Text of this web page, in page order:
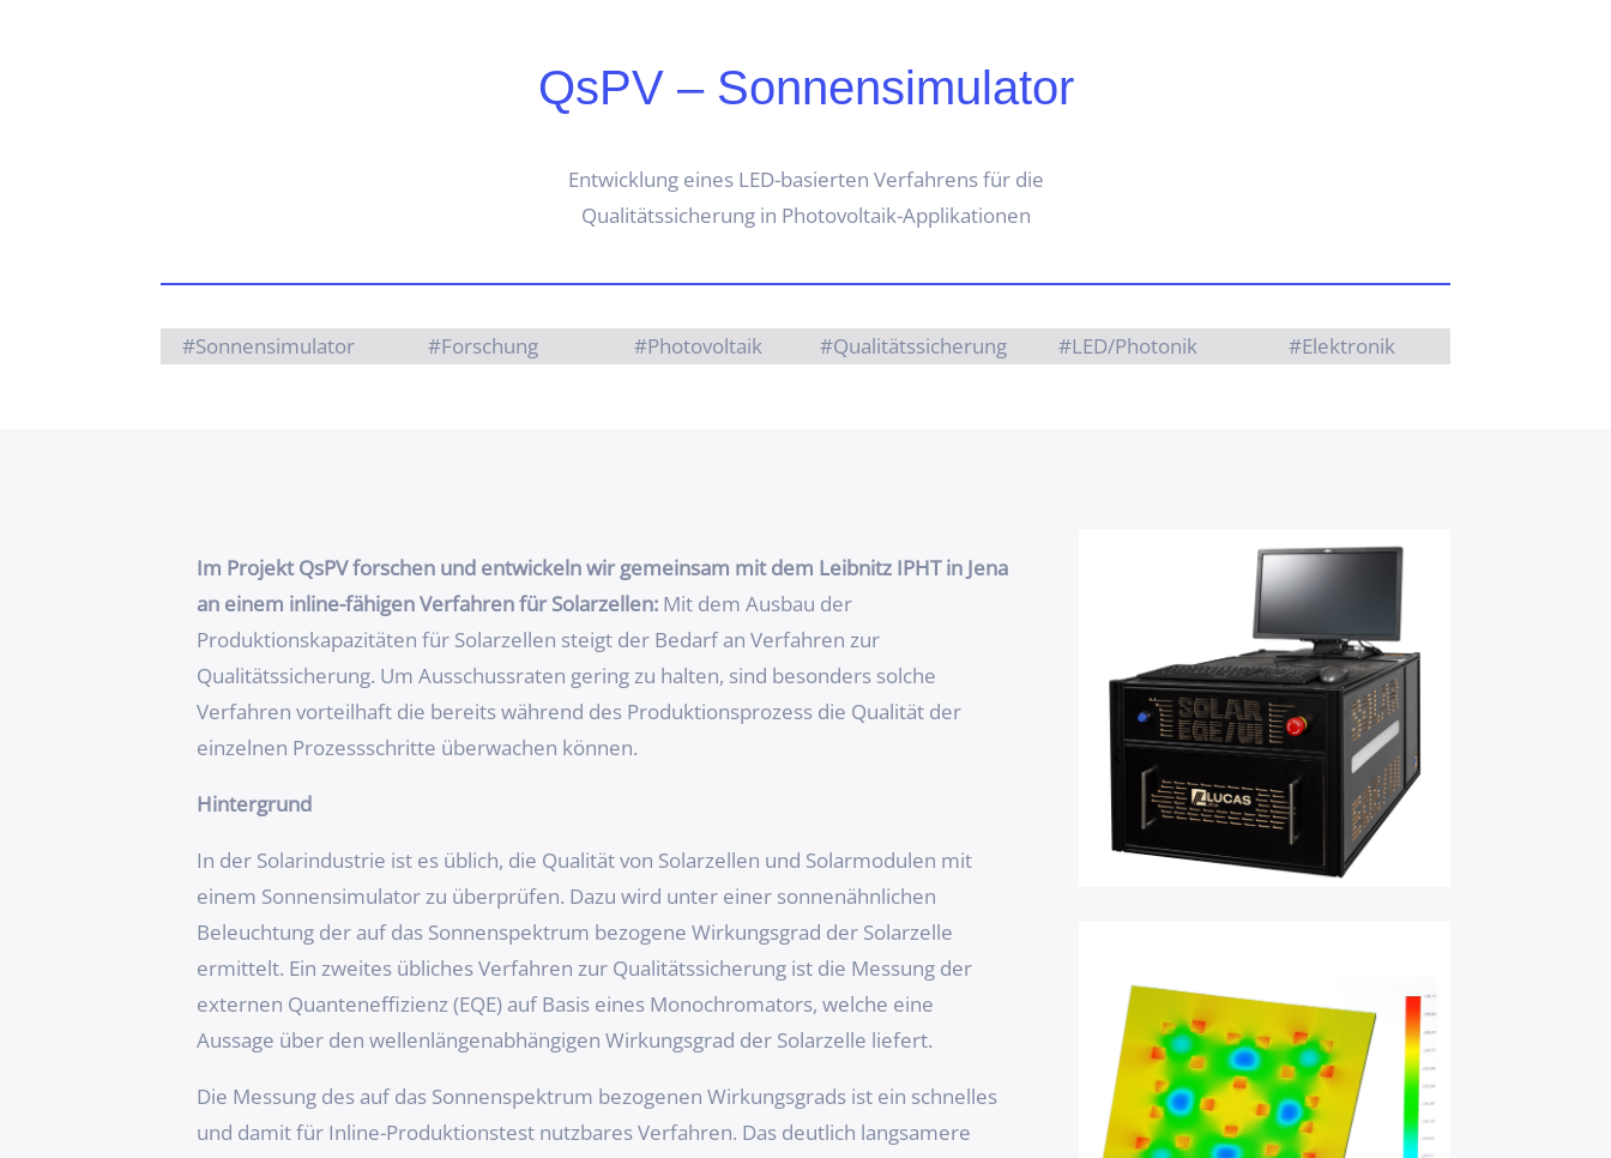
QsPV – Sonnensimulator
Entwicklung eines LED-basierten Verfahrens für die
Qualitätssicherung in Photovoltaik-Applikationen
#Sonnensimulator #Forschung #Photovoltaik #Qualitätssicherung #LED/Photonik #Elektronik
Im Projekt QsPVforschen und entwickeln wir gemeinsam mit dem Leibnitz IPHT in Jena
an einem inline-fähigen Verfahren für Solarzellen: Mit dem Ausbau der
Produktionskapazitäten für Solarzellen steigt der Bedarf an Verfahren zur
Qualitätssicherung. Um Ausschussraten gering zu halten, sind besonders solche
Verfahren vorteilhaft die bereits während des Produktionsprozess die Qualität der
einzelnen Prozessschritte überwachen können.
Hintergrund
In der Solarindustrie ist es üblich, die Qualität von Solarzellen und Solarmodulen mit
einem Sonnensimulator zu überprüfen. Dazu wird unter einer sonnenähnlichen
Beleuchtung der auf das Sonnenspektrum bezogene Wirkungsgrad der Solarzelle
ermittelt. Ein zweites übliches Verfahren zur Qualitätssicherung ist die Messung der
externen Quanteneffizienz (EQE) auf Basis eines Monochromators, welche eine
Aussage über den wellenlängenabhängigen Wirkungsgrad der Solarzelle liefert.
Die Messung des auf das Sonnenspektrum bezogenen Wirkungsgrads ist ein schnelles
und damit für Inline-Produktionstest nutzbares Verfahren. Das deutlich langsamere